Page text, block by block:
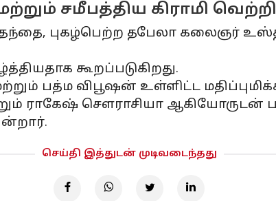
சமீபத்திய கிராமி
புகழ்பெற்ற தபேலா கலைஞர்
கூறப்படுகிறது.
பத்ம விபூஷன் உள்ளிட்ட
ராகேஷ் சௌராசியா
செய்தி இத்துடன் முடிவடைந்தது